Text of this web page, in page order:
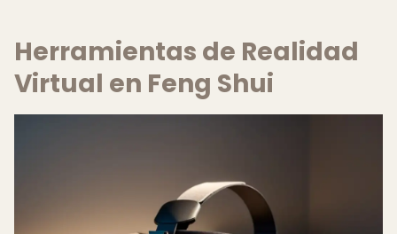
Herramientas de Realidad
Virtual en Feng Shui